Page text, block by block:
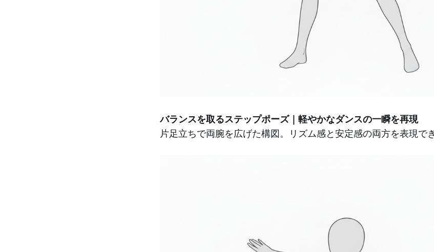
バランスを取るステップポーズ｜軽やかなダンスの一瞬を再現
片足立ちで両腕を広げた構図。リズム感と安定感の両方を表現で